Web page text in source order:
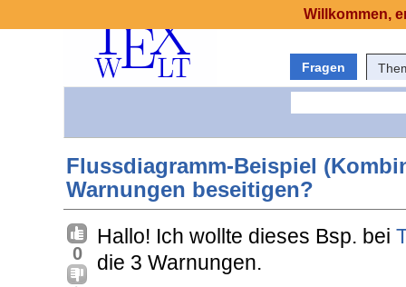
Fragen
Flussdiagramm-Beispiel
Warnungen beseitigen?
0
Hallo! Ich wollte dieses Bsp. bei
die 3 Warnungen.
Willkommen,